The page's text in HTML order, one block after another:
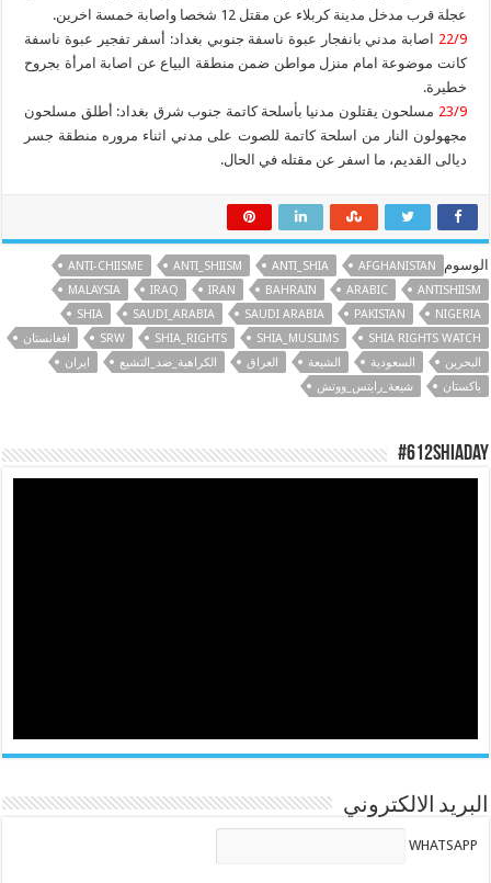
عجلة قرب مدخل مدينة كربلاء عن مقتل 12 شخصا واصابة خمسة اخرين.
22/9
اصابة مدني بانفجار عبوة ناسفة جنوبي بغداد: أسفر تفجير عبوة ناسفة
كانت موضوعة امام منزل مواطن ضمن منطقة البياع عن اصابة امرأة بجروح
خطيرة.
23/9 مسلحون يقتلون مدنيا بأسلحة كاتمة جنوب شرق بغداد: أطلق مسلحون
مجهولون النار من اسلحة كاتمة للصوت على مدني اثناء مروره منطقة جسر
ديالى القديم، ما اسفر عن مقتله في الحال.
الوسوم AFGHANISTAN
ANTI_SHIA
ANTI_SHIISM
ANTI-CHIISME
ANTISHIISM
ARABIC
BAHRAIN
IRAN
IRAQ
MALAYSIA
NIGERIA
PAKISTAN
SAUDI ARABIA
SAUDI_ARABIA
SHIA
SHIA RIGHTS WATCH
SHIA_MUSLIMS
SHIA_RIGHTS
SRW
افغانستان
البحرين
السعودية الشيعة العراق الكراهية_ضد_التشيع
ایران
باكستان
شيعة_رايتس_ووتش
#612ShiaDay
البريد الالكتروني
WHATSAPP